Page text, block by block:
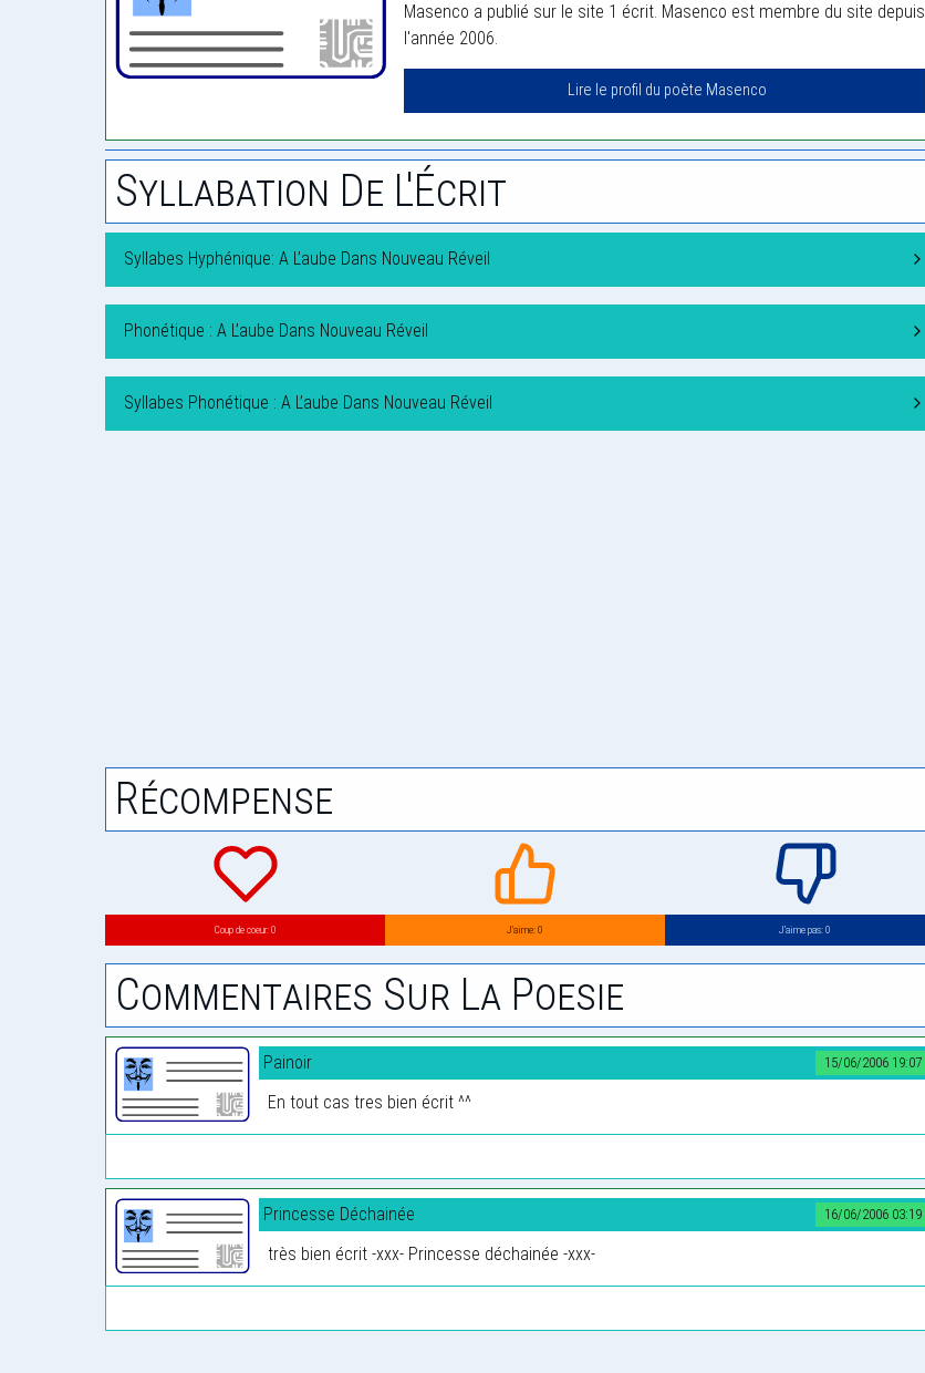
Masenco a publié sur le site 1 écrit. Masenco est membre du site depuis
l'année 2006.
Lire le profil du poète Masenco
Syllabation De L'Écrit
Syllabes Hyphénique: A L’aube Dans Nouveau Réveil
Phonétique : A L’aube Dans Nouveau Réveil
Syllabes Phonétique : A L’aube Dans Nouveau Réveil
Récompense
Coup de coeur: 0 J’aime: 0 J’aime pas: 0
Commentaires Sur La Poesie
15/06/2006 19:07
Painoir
En tout cas tres bien écrit ^^
16/06/2006 03:19
Princesse Déchainée
très bien écrit -xxx- Princesse déchainée -xxx-